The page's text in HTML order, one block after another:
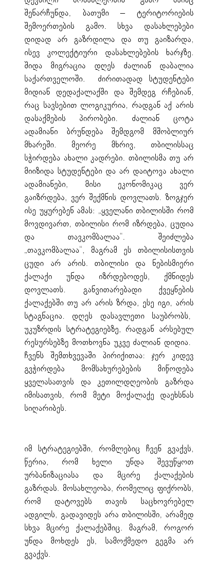
შენარჩუნდა, ბათუმი – ტერიტორიების
შემოერთების გამო. სხვა დასახლებები
დიდად არ გაზრდილა და თუ გაიზარდა,
ისევ კოლექტიური დასახლებების ხარჯზე.
შიდა მიგრაცია დღეს ძალიან დაბალია
საქართველოში. ძირითადად სტუდენტები
მიდიან დედაქალაქში და შემდეგ რჩებიან,
რაც სავსებით ლოგიკურია, რადგან აქ არის
დასაქმების პირობები. ძალიან ცოტა
ადამიანი ბრუნდება შემდგომ მშობლიურ
მხარეში. მეორე მხრივ, თბილისსაც
სჭირდება ახალი კადრები. თბილისმა თუ არ
მიიზიდა სტუდენტები და არ დაიტოვა ახალი
ადამიანები, მისი ეკონომიკაც ვერ
გაიზრდება, ვერ შექმნის დოვლათს. ზოგჯერ
ისე უყურებენ ამას: „ყველანი თბილისში რომ
მოვდივართ, თბილისი რომ იზრდება, ცუდია
და თავკომბალაა“. შეიძლება
„თავკომბალაა“, მაგრამ ეს თბილისისთვის
ცუდი არ არის. თბილისი და ნებისმიერი
ქალაქი უნდა იზრდებოდეს, ქმნიდეს
დოვლათს. განვითარებადი ქვეყნების
ქალაქებში თუ არ არის ზრდა, ესე იგი, არის
სტაგნაცია. დღეს დასავლეთი საუბრობს,
უკუზრდის სტრატეგიებზე, რადგან არსებულ
რესურსებზე მოთხოვნა უკვე ძალიან დიდია.
ჩვენს შემთხვევაში პირიქითაა: ჯერ კიდევ
გვჭირდება მომსახურებების მიწოდება
ყველასათვის და კეთილდღეობის გაზრდა
იმისათვის, რომ მეტი მოქალაქე დაეხსნას
სიღარიბეს.
იმ სტრატეგიებში, რომლებიც ჩვენ გვაქვს,
წერია, რომ ხელი უნდა შევუწყოთ
ურბანიზაციასა და მცირე ქალაქების
გაზრდას. მოსახლეობა, რომელიც ფიქრობს,
რომ დატოვებს თავის საცხოვრებელ
ადგილს, გადავიდეს არა თბილისში, არამედ
სხვა მცირე ქალაქებშიც. მაგრამ, როგორ
უნდა მოხდეს ეს, სამოქმედო გეგმა არ
გვაქვს.